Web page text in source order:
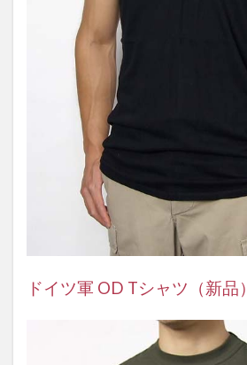
ドイツ軍 OD Tシャツ（新品）